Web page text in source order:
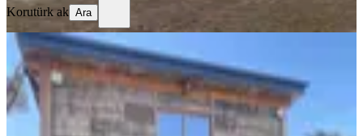
Korutürk ak Ara
MANZARALI
Balıkesir Ayvalık Ta Satılık Ciftlikevi
Balıkesir, Ayvalık
4+1
200 m²·27.09.2025